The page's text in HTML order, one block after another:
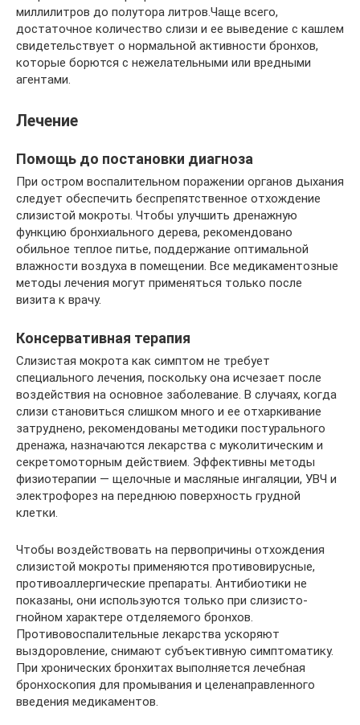
миллилитров до полутора литров.Чаще всего,
достаточное количество слизи и ее выведение с кашлем
свидетельствует о нормальной активности бронхов,
которые борются с нежелательными или вредными
агентами.
Лечение
Помощь до постановки диагноза
При остром воспалительном поражении органов дыхания
следует обеспечить беспрепятственное отхождение
слизистой мокроты. Чтобы улучшить дренажную
функцию бронхиального дерева, рекомендовано
обильное теплое питье, поддержание оптимальной
влажности воздуха в помещении. Все медикаментозные
методы лечения могут применяться только после
визита к врачу.
Консервативная терапия
Слизистая мокрота как симптом не требует
специального лечения, поскольку она исчезает после
воздействия на основное заболевание. В случаях, когда
слизи становиться слишком много и ее отхаркивание
затруднено, рекомендованы методики постурального
дренажа, назначаются лекарства с муколитическим и
секретомоторным действием. Эффективны методы
физиотерапии — щелочные и масляные ингаляции, УВЧ и
электрофорез на переднюю поверхность грудной
клетки.
Чтобы воздействовать на первопричины отхождения
слизистой мокроты применяются противовирусные,
противоаллергические препараты. Антибиотики не
показаны, они используются только при слизисто-
гнойном характере отделяемого бронхов.
Противовоспалительные лекарства ускоряют
выздоровление, снимают субъективную симптоматику.
При хронических бронхитах выполняется лечебная
бронхоскопия для промывания и целенаправленного
введения медикаментов.